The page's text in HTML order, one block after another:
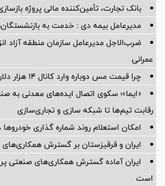
بانک تجارت، تأمین‌کننده مالی پروژه بازسازی فازهای ۴ و
مدیرعامل بیمه دی : خدمت به
ضرب‌الاجل مدیرعامل سازمان منطقه آزاد
عمرانی
چرا قیمت مس دوباره وارد کانال ۱۴ هزار دلار شد
«ایما»؛ سکوی اتصال ایده‌های معدنی به
رقابت تیم‌ها تا شبکه سازی و تجاری‌سازی
امکان استعلام روند شماره گذاری
ایران و قرقیزستان بر گسترش
ایران آماده گسترش همکاری‌های صنعتی
است